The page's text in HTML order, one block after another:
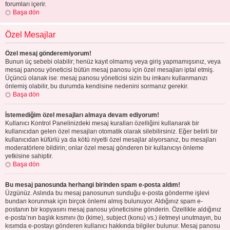
forumları içerir.
Başa dön
Özel Mesajlar
Özel mesaj gönderemiyorum!
Bunun üç sebebi olabilir; henüz kayıt olmamış veya giriş yapmamışsınız, veya
mesaj panosu yöneticisi bütün mesaj panosu için özel mesajları iptal etmiş.
Üçüncü olanak ise: mesaj panosu yöneticisi sizin bu imkanı kullanmanızı
önlemiş olabilir, bu durumda kendisine nedenini sormanız gerekir.
Başa dön
İstemediğim özel mesajları almaya devam ediyorum!
Kullanıcı Kontrol Panelinizdeki mesaj kuralları özelliğini kullanarak bir
kullanıcıdan gelen özel mesajları otomatik olarak silebilirsiniz. Eğer belirli bir
kullanıcıdan küfürlü ya da kötü niyetli özel mesajlar alıyorsanız, bu mesajları
moderatörlere bildirin; onlar özel mesaj gönderen bir kullanıcıyı önleme
yetkisine sahiptir.
Başa dön
Bu mesaj panosunda herhangi birinden spam e-posta aldım!
Üzgünüz. Aslında bu mesaj panosunun sunduğu e-posta gönderme işlevi
bundan korunmak için birçok önlemi almış bulunuyor. Aldığınız spam e-
postanın bir kopyasını mesaj panosu yöneticisine gönderin. Özellikle aldığınız
e-posta’nın başlık kısmını (to (kime), subject (konu) vs.) iletmeyi unutmayın, bu
kısımda e-postayı gönderen kullanıcı hakkında bilgiler bulunur. Mesaj panosu